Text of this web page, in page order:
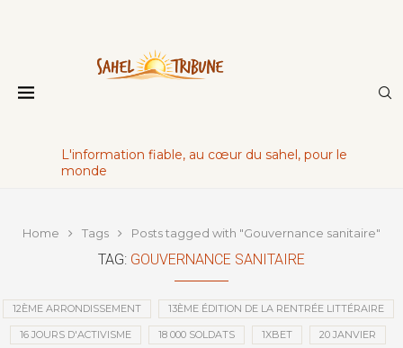
L'information fiable, au cœur du sahel, pour le
monde
Home Tags Posts tagged with "Gouvernance sanitaire"
TAG: GOUVERNANCE SANITAIRE
12ÈME ARRONDISSEMENT 13ÈME ÉDITION DE LA RENTRÉE LITTÉRAIRE
16 JOURS D'ACTIVISME 18 000 SOLDATS 1XBET 20 JANVIER